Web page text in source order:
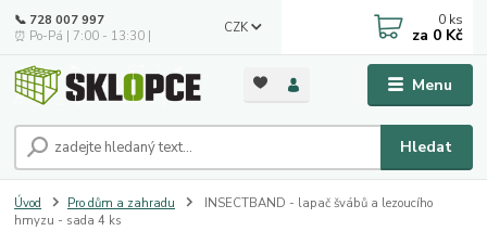
Menu
CZK
Hledat
📞 728 007 997
⏰ Po-Pá | 7:00 - 13:30 |
0 ks
za 0 Kč
Úvod Pro dům a zahradu
INSECTBAND - lapač švábů a lezoucího
hmyzu - sada 4 ks